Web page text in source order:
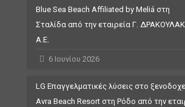
Blue Sea Beach Affiliated by Meliá στη
Σταλίδα από την εταιρεία Γ.
Α.Ε.
6 Ιουνίου 2026
LG Επαγγελματικές λύσεις στο
Avra Beach Resort στη Ρόδο από την